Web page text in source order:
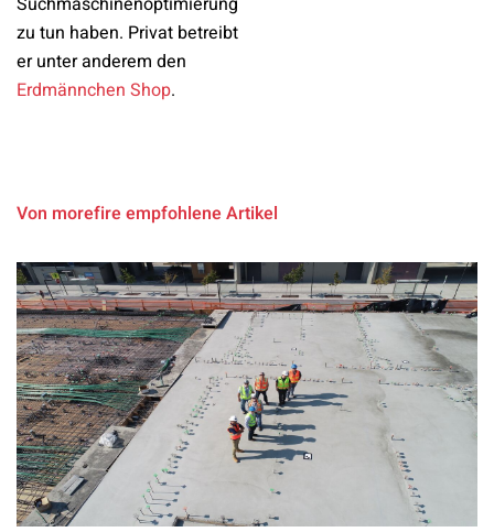
zu tun haben. Privat betreibt
er unter anderem den
Erdmännchen Shop.
Von morefire empfohlene Artikel